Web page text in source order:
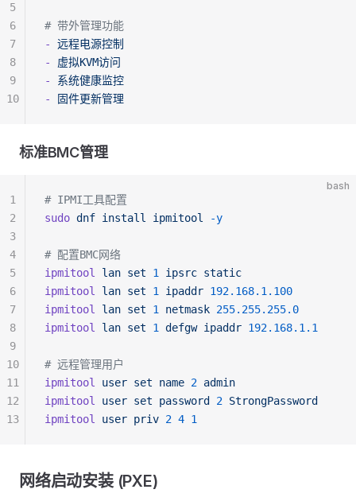
# 带外管理功能
-
远程电源控制
-
虚拟KVM访问
-
系统健康监控
-
固件更新管理
5
6
7
8
9
10
标准BMC管理
bash
# IPMI工具配置
sudo dnf install ipmitool -y
# 配置BMC网络
ipmitool
lan set 1 ipsrc static
ipmitool
lan set 1 ipaddr 192.168.1.100
ipmitool
lan set 1 netmask 255.255.255.0
ipmitool
lan set 1 defgw ipaddr 192.168.1.1
# 远程管理用户
ipmitool
user set name 2 admin
ipmitool
user set password 2 StrongPassword
ipmitool
user priv 2 4 1
1
2
3
4
5
6
7
8
9
10
11
12
13
网络启动安装 (PXE)